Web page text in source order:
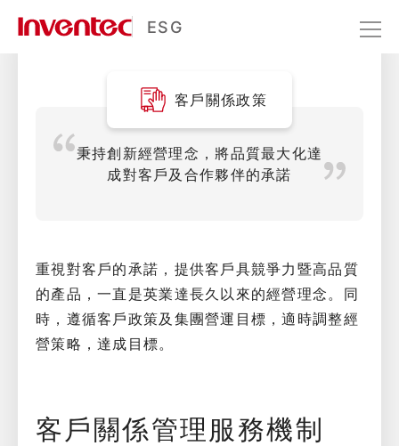
ESG
客戶關係
利害關係人經營
客戶關係政策
秉持創新經營理念，將品質最大化達
成對客戶及合作夥伴的承諾
重視對客戶的承諾，提供客戶具競爭力暨高品質
的產品，一直是英業達長久以來的經營理念。同
時，遵循客戶政策及集團營運目標，適時調整經
營策略，達成目標。
客戶關係管理服務機制